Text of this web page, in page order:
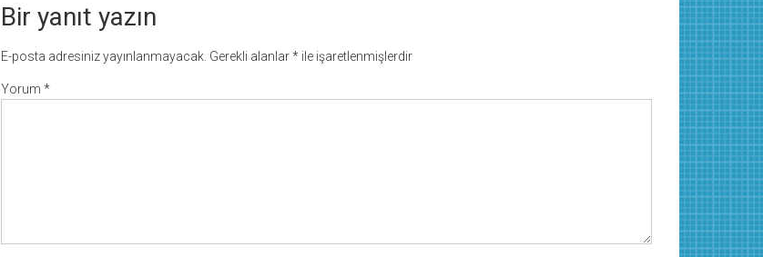
Bir yanıt yazın
E-posta adresiniz yayınlanmayacak. Gerekli alanlar* ile işaretlenmişlerdir
Yorum *